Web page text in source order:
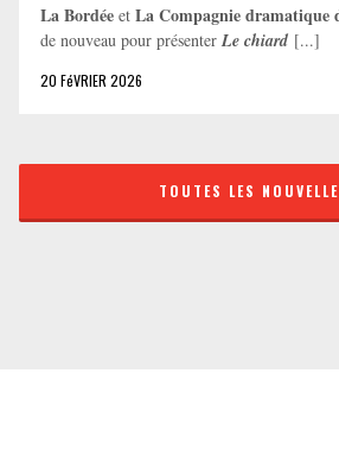
La Bordée et La Compagnie dramatique
de nouveau pour présenter Le chiard [...]
20 FéVRIER 2026
TOUTES LES